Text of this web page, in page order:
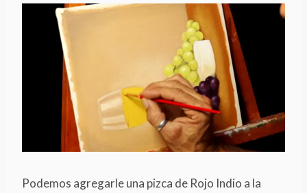
Podemos agregarle una pizca de Rojo Indio a la